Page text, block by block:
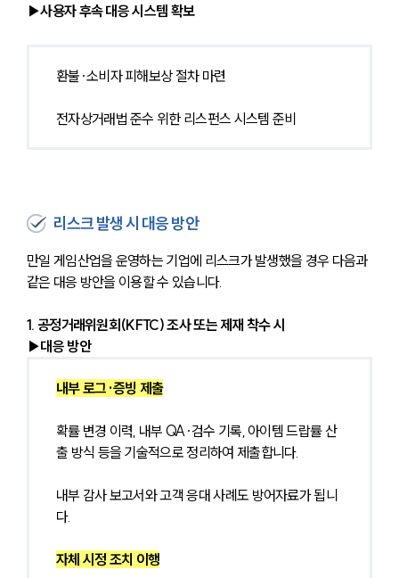
▶사용자 후속 대응 시스템 확보
환불·소비자 피해보상 절차 마련
전자상거래법 준수 위한 리스펀스 시스템 준비
리스크 발생 시 대응 방안
만일 게임산업을 운영하는 기업에 리스크가 발생했을 경우 다음과
같은 대응 방안을 이용할 수 있습니다.
1. 공정거래위원회(KFTC) 조사 또는 제재 착수 시
▶대응 방안
내부 로그·증빙 제출
확률 변경 이력, 내부 QA·검수 기록, 아이템 드랍률 산
출 방식 등을 기술적으로 정리하여 제출합니다.
내부 감사 보고서와 고객 응대 사례도 방어자료가 됩니
다.
자체 시정 조치 이행